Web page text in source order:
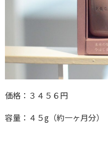
価格：３４５６円
容量：４５g（約一ヶ月分）